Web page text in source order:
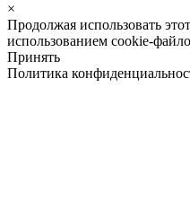
×
Продолжая использовать
использованием cookie-
Принять
Политика